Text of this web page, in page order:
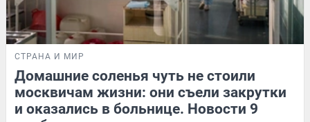
СТРАНА И МИР
Домашние соленья чуть не стоили
москвичам жизни: они съели закрутки
и оказались в больнице. Новости 9